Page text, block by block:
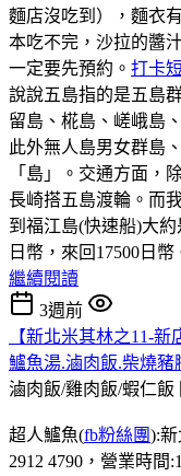
麵店沒吃到），麵衣
本吃不完，沙拉的醬
一定要先預約。 打卡
說說五島指的是五島
留島、椛島、嵯峨島
此外無人島男女群島
「島」。交通方面，
長崎搭五島渡輪。而
到福江島(快速船)大
日幣，來回17500日幣
繼續閱讀
3週前
【新北米其林之11-
鱸魚湯.滷肉飯.柴燒豬
滷肉飯/雞肉飯/蝦仁飯
超人鱸魚(fb粉絲團):
2912 4790，營業時間